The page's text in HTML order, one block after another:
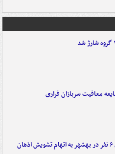
معافیت سربازان فراری
دستگیری ۶ نفر در بهشهر به اتهام تشویش اذهان